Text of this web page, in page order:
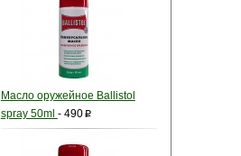
Масло оружейное Ballistol
spray 50ml - 490p